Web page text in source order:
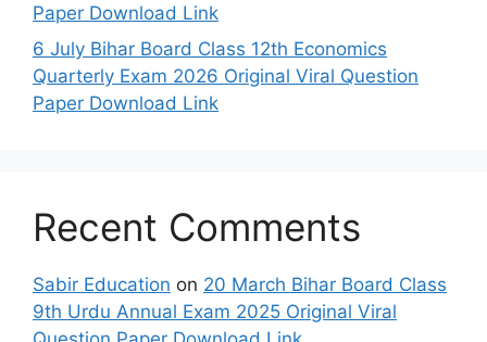
Paper Download Link
6 July Bihar Board Class 12th Economics
Quarterly Exam 2026 Original Viral Question
Paper Download Link
Recent Comments
Sabir Education on 20 March Bihar Board Class
9th Urdu Annual Exam 2025 Original Viral